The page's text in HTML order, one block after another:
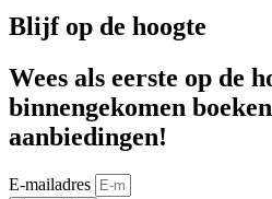
Blijf op de hoogte
Wees als eerste op de
binnengekomen
aanbiedingen!
E-mailadres